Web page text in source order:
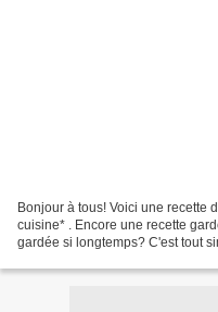
Bonjour à tous! Voici une recette
cuisine* . Encore une recette
gardée si longtemps? C'est tout